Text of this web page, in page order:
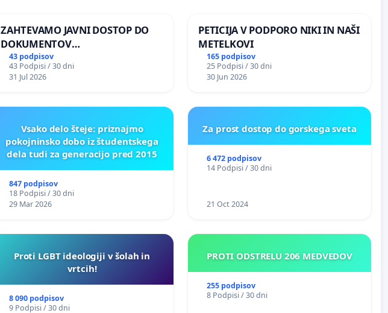
ZAHTEVAMO JAVNI DOSTOP DO
DOKUMENTOV
PARLAMENTARNIH
PREISKOVALNIH KOMISIJ O
ILEGALNI TRGOVINI Z OROŽJEM
43 podpisov
43 Podpisi / 30 dni
31 Jul 2026
PETICIJA V PODPORO NIKI IN NAŠI
METELKOVI
165 podpisov
25 Podpisi / 30 dni
30 Jun 2026
Vsako delo šteje: priznajmo
pokojninsko dobo iz študentskega
dela tudi za generacijo pred 2015
847 podpisov
18 Podpisi / 30 dni
29 Mar 2026
Za prost dostop do gorskega sveta
6 472 podpisov
14 Podpisi / 30 dni
21 Oct 2024
Proti LGBT ideologiji v šolah in
vrtcih!
8 090 podpisov
9 Podpisi / 30 dni
PROTI ODSTRELU 206 MEDVEDOV
255 podpisov
8 Podpisi / 30 dni